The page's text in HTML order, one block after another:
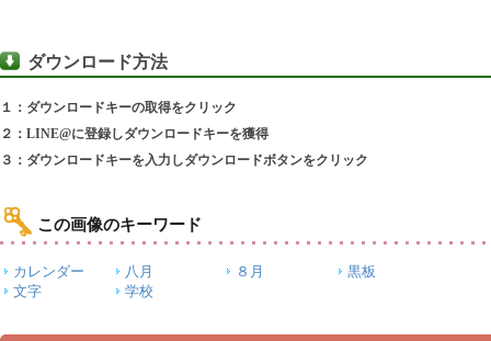
ダウンロード方法
１：ダウンロードキーの取得をクリック
２：LINE@に登録しダウンロードキーを獲得
３：ダウンロードキーを入力しダウンロードボタンをクリック
この画像のキーワード
カレンダー 八月 ８月
黒板
文字
学校